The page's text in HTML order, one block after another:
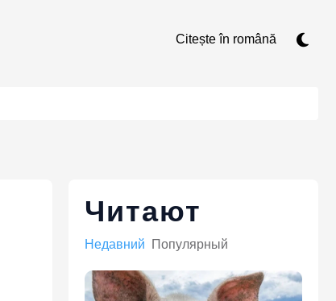
Citește în română
Читают
Недавний Популярный